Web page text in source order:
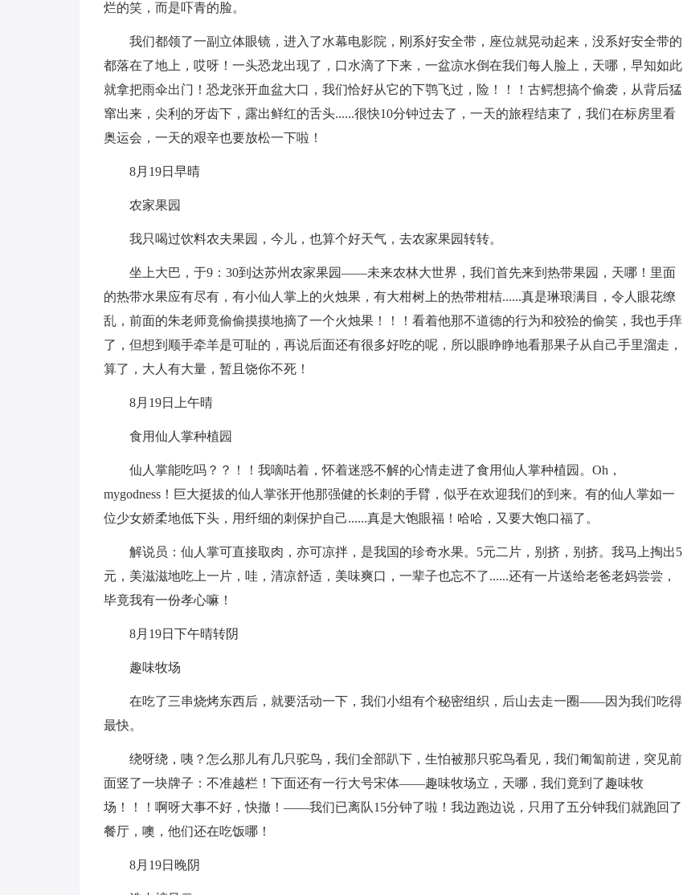
烂的笑，而是吓青的脸。
我们都领了一副立体眼镜，进入了水幕电影院，刚系好安全带，座位就晃动起来，没系好安全带的
都落在了地上，哎呀！一头恐龙出现了，口水滴了下来，一盆凉水倒在我们每人脸上，天哪，早知如此
就拿把雨伞出门！恐龙张开血盆大口，我们恰好从它的下鹗飞过，险！！！古鳄想搞个偷袭，从背后猛
窜出来，尖利的牙齿下，露出鲜红的舌头......很快10分钟过去了，一天的旅程结束了，我们在标房里看
奥运会，一天的艰辛也要放松一下啦！
8月19日早晴
农家果园
我只喝过饮料农夫果园，今儿，也算个好天气，去农家果园转转。
坐上大巴，于9：30到达苏州农家果园——未来农林大世界，我们首先来到热带果园，天哪！里面
的热带水果应有尽有，有小仙人掌上的火烛果，有大柑树上的热带柑桔......真是琳琅满目，令人眼花缭
乱，前面的朱老师竟偷偷摸摸地摘了一个火烛果！！！看着他那不道德的行为和狡狯的偷笑，我也手痒
了，但想到顺手牵羊是可耻的，再说后面还有很多好吃的呢，所以眼睁睁地看那果子从自己手里溜走，
算了，大人有大量，暂且饶你不死！
8月19日上午晴
食用仙人掌种植园
仙人掌能吃吗？？！！我嘀咕着，怀着迷惑不解的心情走进了食用仙人掌种植园。Oh，
mygodness！巨大挺拔的仙人掌张开他那强健的长刺的手臂，似乎在欢迎我们的到来。有的仙人掌如一
位少女娇柔地低下头，用纤细的刺保护自己......真是大饱眼福！哈哈，又要大饱口福了。
解说员：仙人掌可直接取肉，亦可凉拌，是我国的珍奇水果。5元二片，别挤，别挤。我马上掏出5
元，美滋滋地吃上一片，哇，清凉舒适，美味爽口，一辈子也忘不了......还有一片送给老爸老妈尝尝，
毕竟我有一份孝心嘛！
8月19日下午晴转阴
趣味牧场
在吃了三串烧烤东西后，就要活动一下，我们小组有个秘密组织，后山去走一圈——因为我们吃得
最快。
绕呀绕，咦？怎么那儿有几只驼鸟，我们全部趴下，生怕被那只驼鸟看见，我们匍匐前进，突见前
面竖了一块牌子：不准越栏！下面还有一行大号宋体——趣味牧场立，天哪，我们竟到了趣味牧
场！！！啊呀大事不好，快撤！——我们已离队15分钟了啦！我边跑边说，只用了五分钟我们就跑回了
餐厅，噢，他们还在吃饭哪！
8月19日晚阴